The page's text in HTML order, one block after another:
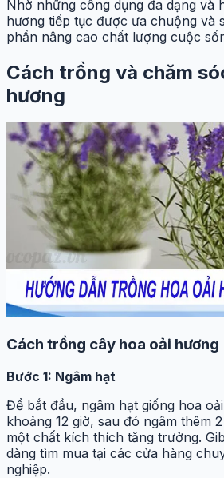
Nhờ những công dụng đa dạng và
hương tiếp tục được ưa chuộng và
phần nâng cao chất lượng cuộc
Cách trồng và chăm
hương
Cách trồng cây hoa oải hương
Bước 1: Ngâm hạt
Để bắt đầu, ngâm hạt giống hoa
khoảng 12 giờ, sau đó ngâm thêm
một chất kích thích tăng trưởng.
dàng tìm mua tại các cửa hàng
nghiệp.